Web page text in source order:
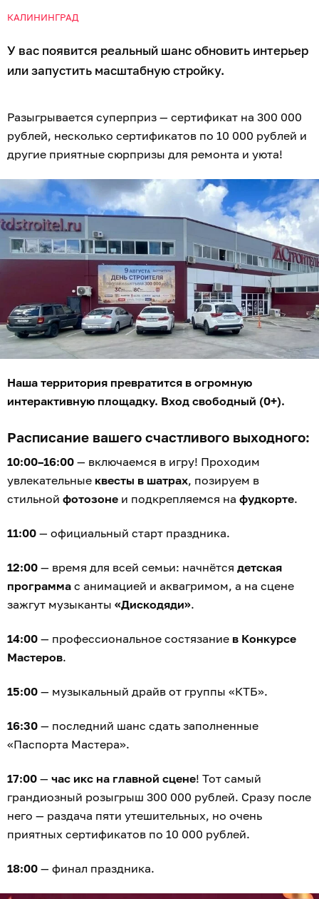
КАЛИНИНГРАД
У вас появится реальный шанс обновить интерьер
или запустить масштабную стройку.
Разыгрывается суперприз — сертификат на 300 000
рублей, несколько сертификатов по 10 000 рублей и
другие приятные сюрпризы для ремонта и уюта!
Наша территория превратится в огромную
интерактивную площадку. Вход свободный (0+).
Расписание вашего счастливого выходного:
10:00–16:00 — включаемся в игру! Проходим
увлекательные квесты в шатрах, позируем в
стильной фотозоне и подкрепляемся на фудкорте.
11:00 — официальный старт праздника.
12:00 — время для всей семьи: начнётся детская
программа с анимацией и аквагримом, а на сцене
зажгут музыканты «Дискодяди».
14:00 — профессиональное состязание в Конкурсе
Мастеров.
15:00 — музыкальный драйв от группы «КТБ».
16:30 — последний шанс сдать заполненные
«Паспорта Мастера».
17:00 — час икс на главной сцене! Тот самый
грандиозный розыгрыш 300 000 рублей. Сразу после
него — раздача пяти утешительных, но очень
приятных сертификатов по 10 000 рублей.
18:00 — финал праздника.